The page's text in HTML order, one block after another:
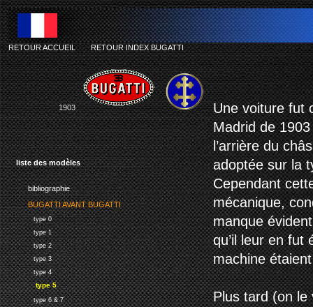
liste des modèles
bibliographie
BUGATTI AVANT BUGATTI
type 0
type 1
type 2
type 3
type 4
type 5
type 6 & 7
RETOUR ACCUEIL-RETOUR INDEX BUGATTI
1903
Une voiture fut
Madrid de
l’arrière du
adoptée sur la
Cependant
mécanique,
manque
qu’il leur en fut
machine
Plus tard (on le